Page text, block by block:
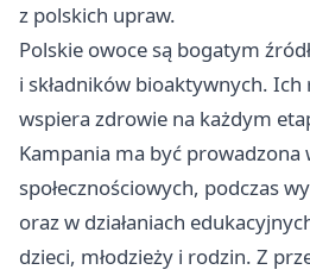
z polskich upraw.
Polskie owoce są bogatym
i składników bioaktywnych.
wspiera zdrowie na każdym
Kampania ma być prowadzona
społecznościowych, podczas
oraz w działaniach
dzieci, młodzieży i rodzin. Z